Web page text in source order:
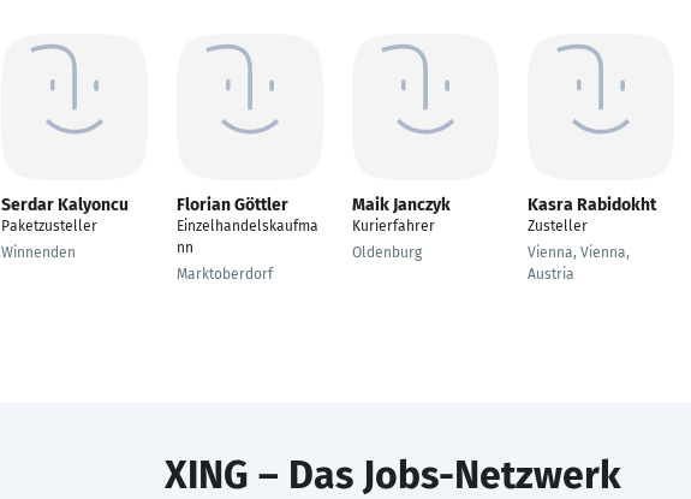
Serdar Kalyoncu
Paketzusteller
Winnenden
Florian Göttler
Einzelhandelskaufma
nn
Marktoberdorf
Maik Janczyk
Kurierfahrer
Oldenburg
Kasra Rabidokht
Zusteller
Vienna, Vienna,
Austria
XING – Das Jobs-Netzwerk